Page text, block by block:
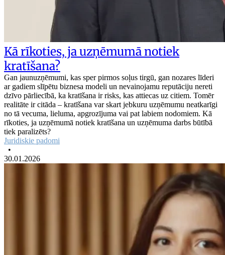
Kā rīkoties, ja uzņēmumā notiek
kratīšana?
Gan jaunuzņēmumi, kas sper pirmos soļus tirgū, gan nozares līderi
ar gadiem slīpētu biznesa modeli un nevainojamu reputāciju nereti
dzīvo pārliecībā, ka kratīšana ir risks, kas attiecas uz citiem. Tomēr
realitāte ir citāda – kratīšana var skart jebkuru uzņēmumu neatkarīgi
no tā vecuma, lieluma, apgrozījuma vai pat labiem nodomiem. Kā
rīkoties, ja uzņēmumā notiek kratīšana un uzņēmuma darbs būtībā
tiek paralizēts?
Juridiskie padomi
•
30.01.2026